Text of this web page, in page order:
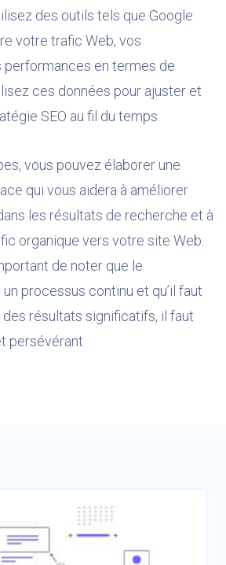
des outils tels que Google
votre trafic Web, vos
en termes de
ces données pour ajuster et
SEO au fil du temps.
vous pouvez élaborer une
qui vous aidera à améliorer
les résultats de recherche et à
organique vers votre site Web.
de noter que le
processus continu et qu’il faut
résultats significatifs, il faut
persévérant